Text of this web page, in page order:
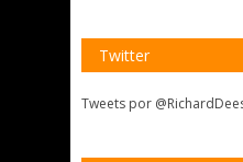
Twitter
Tweets por